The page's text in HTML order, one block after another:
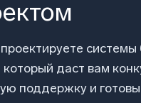
системы
даст вам
поддержку и